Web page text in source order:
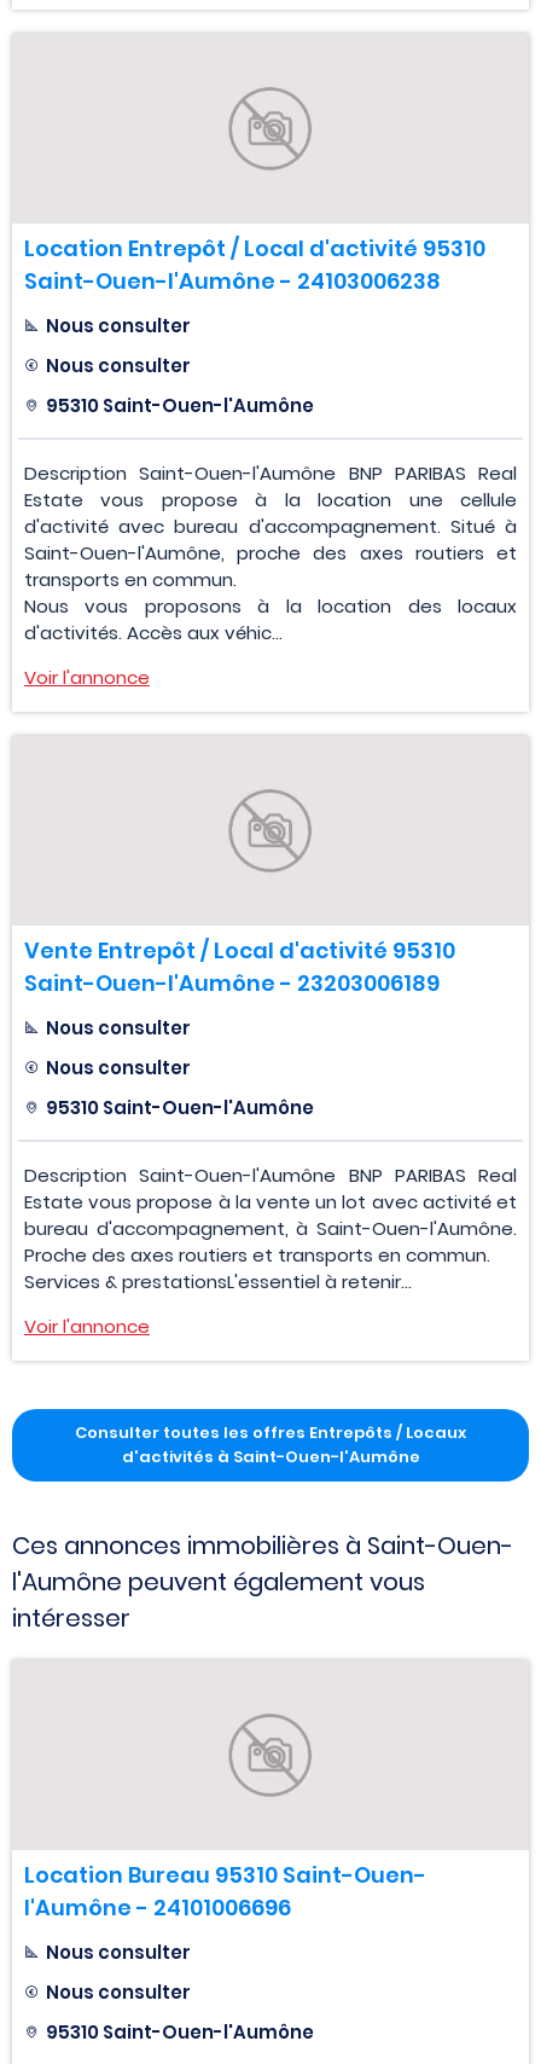
Location Entrepôt / Local d'activité 95310
Saint-Ouen-l'Aumône - 24103006238
Nous consulter
Nous consulter
95310 Saint-Ouen-l'Aumône
Description Saint-Ouen-l'Aumône BNP PARIBAS Real
Estate vous propose à la location une cellule
d'activité avec bureau d'accompagnement. Situé à
Saint-Ouen-l'Aumône, proche des axes routiers et
transports en commun.
Nous vous proposons à la location des locaux
d'activités. Accès aux véhic...
Voir l'annonce
Vente Entrepôt / Local d'activité 95310
Saint-Ouen-l'Aumône - 23203006189
Nous consulter
Nous consulter
95310 Saint-Ouen-l'Aumône
Description Saint-Ouen-l'Aumône BNP PARIBAS Real
Estate vous propose à la vente un lot avec activité et
bureau d'accompagnement, à Saint-Ouen-l'Aumône.
Proche des axes routiers et transports en commun.
Services & prestationsL'essentiel à retenir...
Voir l'annonce
Consulter toutes les offres Entrepôts / Locaux
d'activités à Saint-Ouen-l'Aumône
Ces annonces immobilières à Saint-Ouen-
l'Aumône peuvent également vous
intéresser
Location Bureau 95310 Saint-Ouen-
l'Aumône - 24101006696
Nous consulter
Nous consulter
95310 Saint-Ouen-l'Aumône